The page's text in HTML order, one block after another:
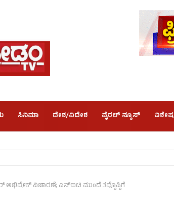
ಸಿನಿಮಾ ದೇಶ/ವಿದೇಶ ವೈರಲ್ ನ್ಯೂಸ್ ವಿಶೇಷ
ಅಭಿಷೇಕ್‌ ವಿಚಾರಣೆ; ಎಸ್‌ಐಟಿ ಮುಂದೆ ತಪ್ಪೊಪ್ಪಿಗೆ